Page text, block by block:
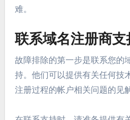
难。
联系域名注册商支
故障排除的第一步是联系您的
持。他们可以提供有关任何技
注册过程的帐户相关问题的见解